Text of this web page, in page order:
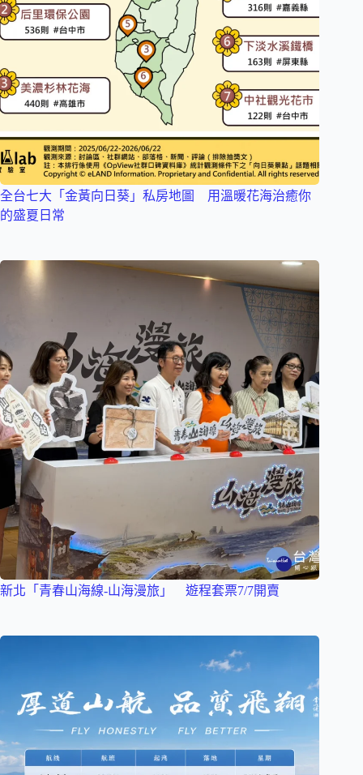
全台七大「金黃向日葵」私房地圖 用溫暖花海治癒你
的盛夏日常
新北「青春山海線-山海漫旅」 遊程套票7/7開賣